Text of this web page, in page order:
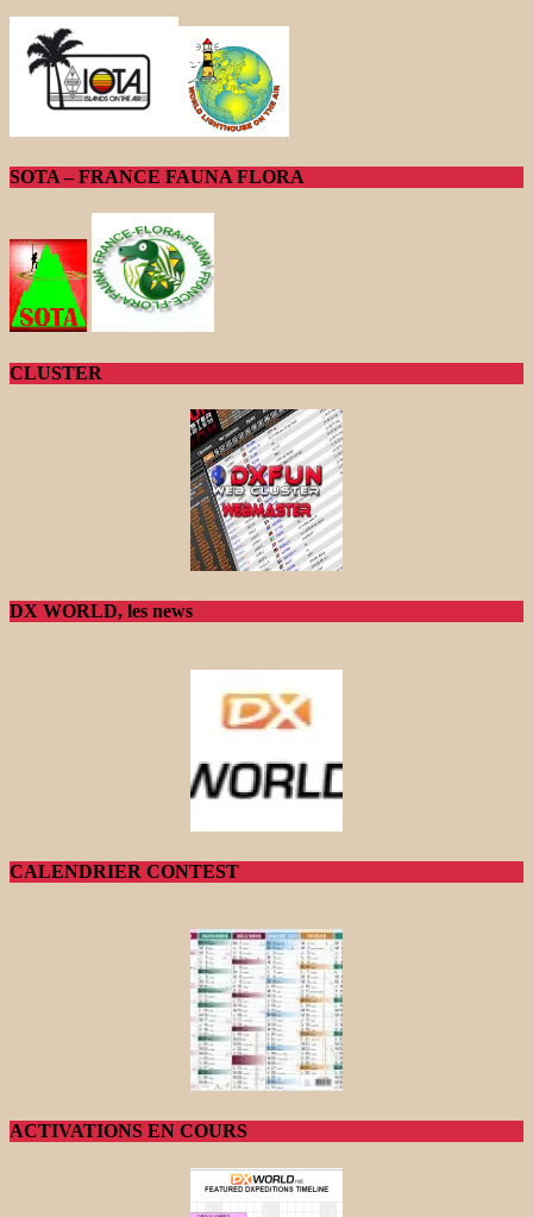
SOTA – FRANCE FAUNA FLORA
CLUSTER
DX WORLD, les news
CALENDRIER CONTEST
ACTIVATIONS EN COURS